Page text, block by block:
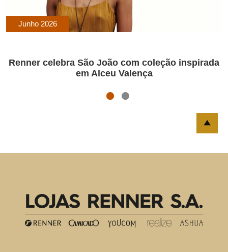
Junho 2026
Renner celebra São João com coleção inspirada
em Alceu Valença